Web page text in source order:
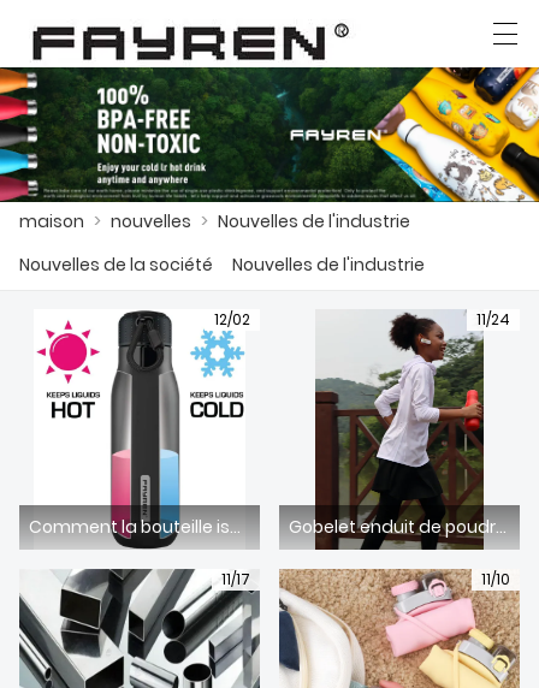
NOUVELLES
CAS
CONTACTEZ NOUS
À PROPOS DE NOUS
العربية Deutsch Ελληνική γλώσσα English
maison > nouvelles > Nouvelles de l'industrie
Nouvelles de la société
Nouvelles de l'industrie
12/02
Comment la bouteille isotherme en acier inoxydable maintient-elle la température ?
11/24
Gobelet enduit de poudre VS peinture couleur traditionnelle ?
11/17 11/10